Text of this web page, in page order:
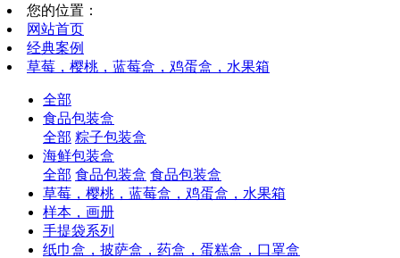
您的位置：
网站首页
经典案例
草莓，樱桃，蓝莓盒，鸡蛋盒，水果箱
全部
食品包装盒
全部 粽子包装盒
海鲜包装盒
全部 食品包装盒 食品包装盒
草莓，樱桃，蓝莓盒，鸡蛋盒，水果箱
样本，画册
手提袋系列
纸巾盒，披萨盒，药盒，蛋糕盒，口罩盒